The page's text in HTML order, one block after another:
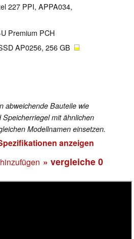
227 PPI, APPA034,
Premium PCH
AP0256, 256 GB
abweichende Bauteile wie
mit ähnlichen
Modellnamen einsetzen.
anzeigen
» vergleiche 0